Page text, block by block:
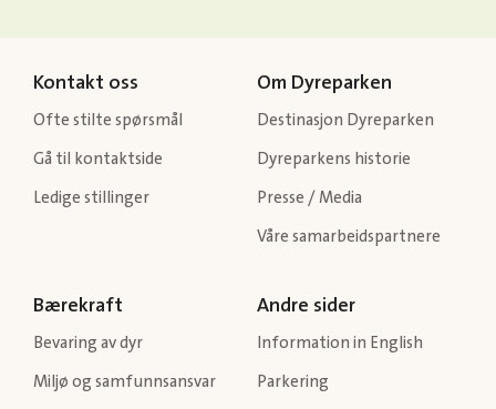
Kontakt oss
Ofte stilte spørsmål
Gå til kontaktside
Ledige stillinger
Om Dyreparken
Destinasjon Dyreparken
Dyreparkens historie
Presse / Media
Våre samarbeidspartnere
Bærekraft
Bevaring av dyr
Miljø og samfunnsansvar
Andre sider
Information in English
Parkering